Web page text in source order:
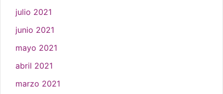
julio 2021
junio 2021
mayo 2021
abril 2021
marzo 2021